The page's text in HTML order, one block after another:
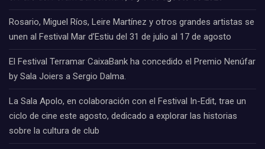
Rosario, Miguel Ríos, Leire Martínez y otros grandes artistas se
unen al Festival Mar d’Estiu del 31 de julio al 17 de agosto
El Festival Terramar CaixaBank ha concedido el Premio Nenúfar
by Sala Joiers a Sergio Dalma.
La Sala Apolo, en colaboración con el Festival In-Edit, trae un
ciclo de cine este agosto, dedicado a explorar las historias
sobre la cultura de club